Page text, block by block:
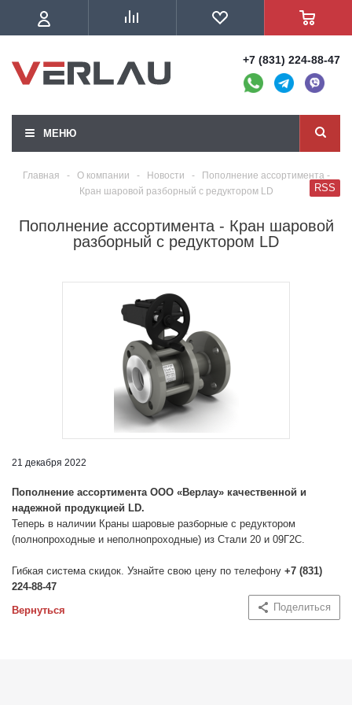
+7 (831) 224-88-47
МЕНЮ
Главная - О компании - Новости -
Пополнение ассортимента -
Кран шаровой разборный с редуктором LD
Пополнение ассортимента - Кран шаровой
разборный с редуктором LD
RSS
21 декабря 2022
Пополнение ассортимента ООО «Верлау» качественной и
надежной продукцией LD.
Теперь в наличии Краны шаровые разборные с редуктором
(полнопроходные и неполнопроходные) из Стали 20 и 09Г2С.
Гибкая система скидок. Узнайте свою цену по телефону +7 (831)
224-88-47
Вернуться
Поделиться